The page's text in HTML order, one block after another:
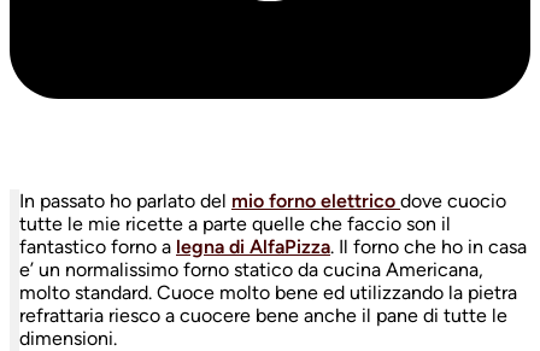
In passato ho parlato del mio forno elettrico dove cuocio
tutte le mie ricette a parte quelle che faccio son il
fantastico forno a legna di AlfaPizza. Il forno che ho in casa
e’ un normalissimo forno statico da cucina Americana,
molto standard. Cuoce molto bene ed utilizzando la pietra
refrattaria riesco a cuocere bene anche il pane di tutte le
dimensioni.